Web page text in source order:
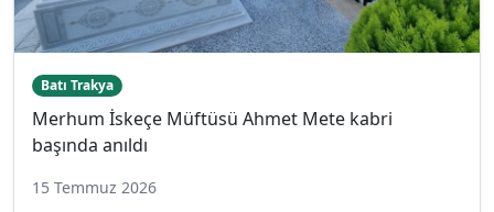
Batı Trakya
Merhum İskeçe Müftüsü Ahmet Mete kabri
başında anıldı
15 Temmuz 2026